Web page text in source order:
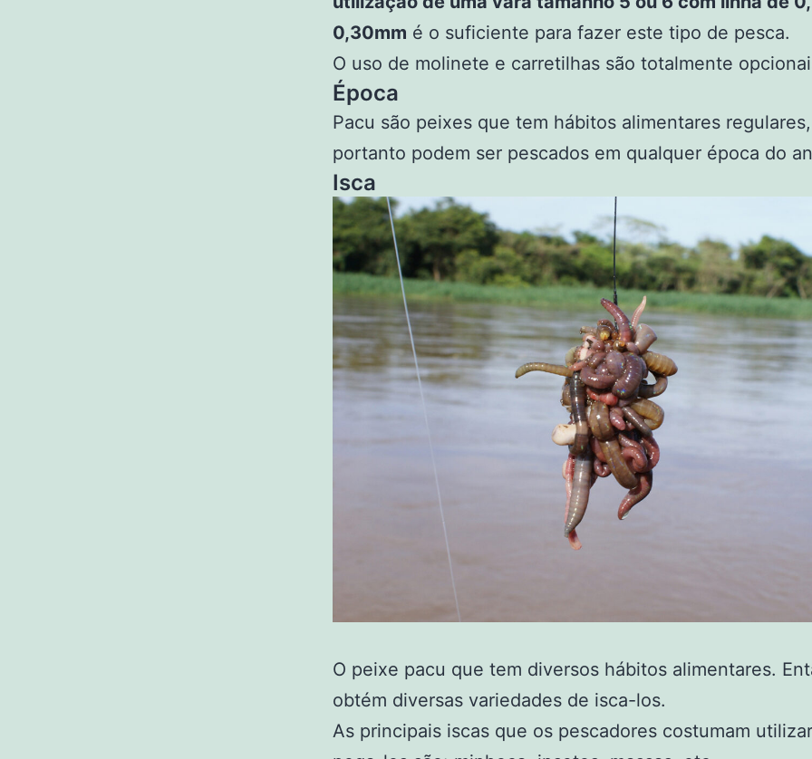
0,30mm é o suficiente para fazer este tipo de pesca.
O uso de molinete e carretilhas são totalmente
Época
Pacu são peixes que tem hábitos alimentares regulares,
portanto podem ser pescados em qualquer época do
Isca
O peixe pacu que tem diversos hábitos alimentares.
obtém diversas variedades de isca-los.
As principais iscas que os pescadores costumam